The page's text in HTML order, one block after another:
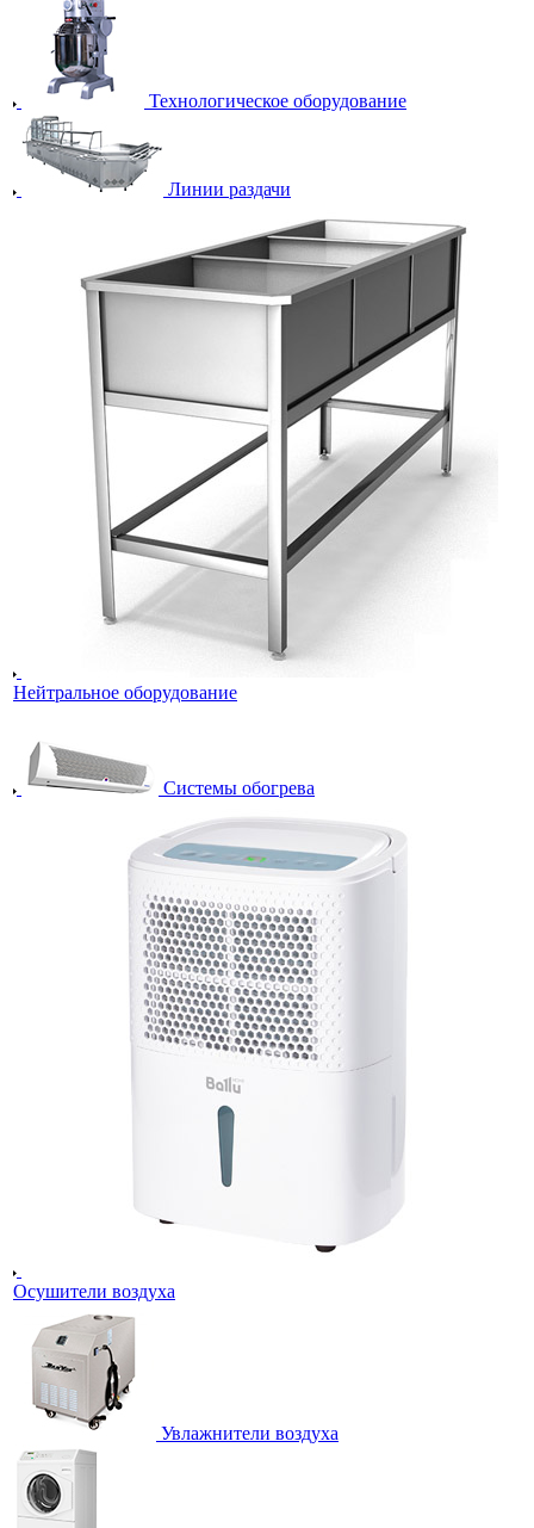
Технологическое оборудование
Линии раздачи
Нейтральное оборудование
Системы обогрева
Осушители воздуха
Увлажнители воздуха